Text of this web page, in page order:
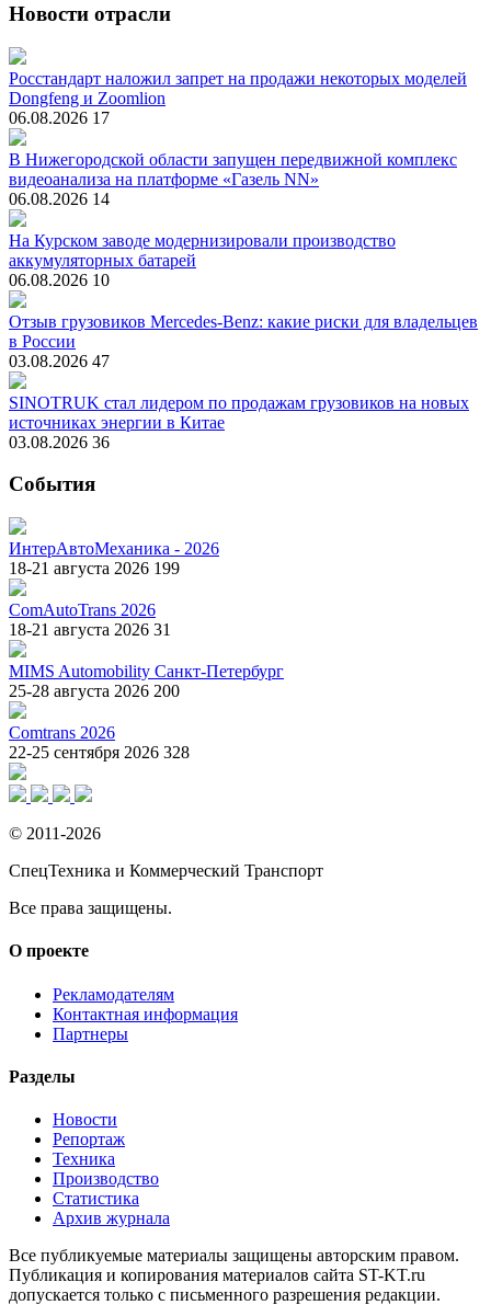
Новости отрасли
Росстандарт наложил запрет на продажи некоторых моделей
Dongfeng и Zoomlion
06.08.2026 17
В Нижегородской области запущен передвижной комплекс
видеоанализа на платформе «Газель NN»
06.08.2026 14
На Курском заводе модернизировали производство
аккумуляторных батарей
06.08.2026 10
Отзыв грузовиков Mercedes-Benz: какие риски для владельцев
в России
03.08.2026 47
SINOTRUK стал лидером по продажам грузовиков на новых
источниках энергии в Китае
03.08.2026 36
События
ИнтерАвтоМеханика - 2026
18-21 августа 2026 199
ComAutoTrans 2026
18-21 августа 2026 31
MIMS Automobility Санкт-Петербург
25-28 августа 2026 200
Comtrans 2026
22-25 сентября 2026 328
© 2011-2026
СпецТехника и Коммерческий Транспорт
Все права защищены.
О проекте
Рекламодателям
Контактная информация
Партнеры
Разделы
Новости
Репортаж
Техника
Производство
Статистика
Архив журнала
Все публикуемые материалы защищены авторским правом.
Публикация и копирования материалов сайта ST-KT.ru
допускается только с письменного разрешения редакции.